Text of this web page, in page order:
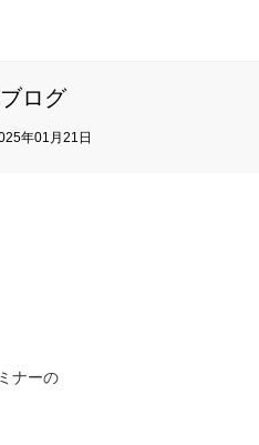
ログ
年01月21日
ナーの